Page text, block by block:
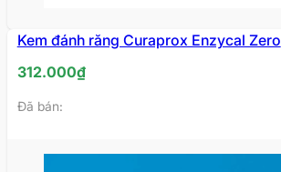
Kem đánh răng Curaprox Enzycal Zero
312.000₫
Đã bán: